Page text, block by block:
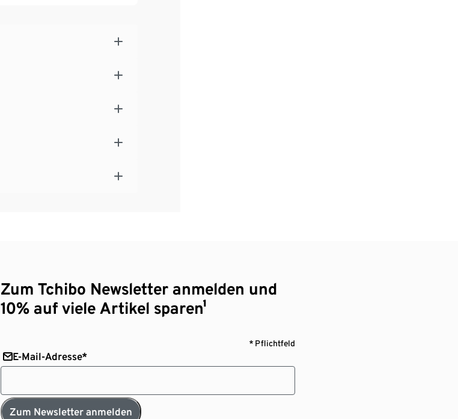
Zum Tchibo Newsletter anmelden und
10% auf viele Artikel sparen¹
* Pflichtfeld
E-Mail-Adresse*
Zum Newsletter anmelden